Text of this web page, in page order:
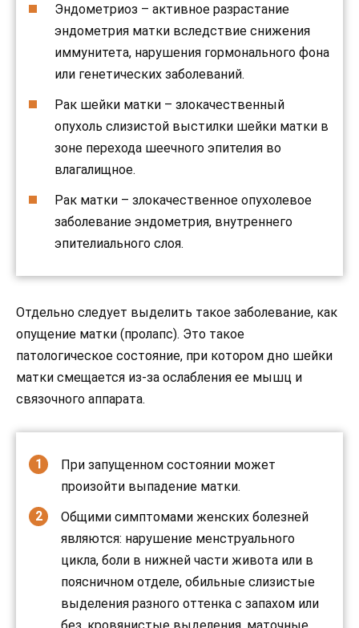
Эндометриоз – активное разрастание
эндометрия матки вследствие снижения
иммунитета, нарушения гормонального фона
или генетических заболеваний.
Рак шейки матки – злокачественный
опухоль слизистой выстилки шейки матки в
зоне перехода шеечного эпителия во
влагалищное.
Рак матки – злокачественное опухолевое
заболевание эндометрия, внутреннего
эпителиального слоя.
Отдельно следует выделить такое заболевание, как
опущение матки (пролапс). Это такое
патологическое состояние, при котором дно шейки
матки смещается из-за ослабления ее мышц и
связочного аппарата.
При запущенном состоянии может
произойти выпадение матки.
Общими симптомами женских болезней
являются: нарушение менструального
цикла, боли в нижней части живота или в
поясничном отделе, обильные слизистые
выделения разного оттенка с запахом или